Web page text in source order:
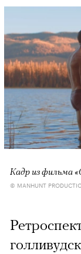
Кадр из фильма
© MANHUNT